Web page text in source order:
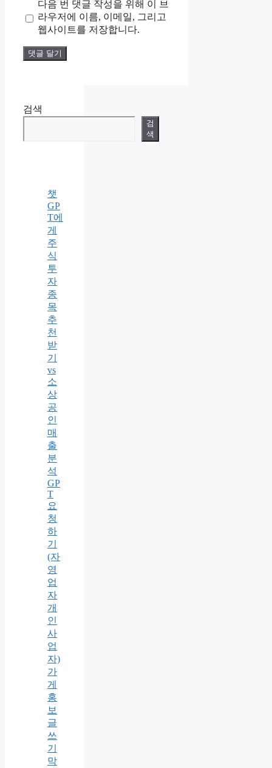
트
다음 번 댓글 작성을 위해 이 브
라우저에 이름, 이메일, 그리고
웹사이트를 저장합니다.
검색
검
색
챗
GP
T에
게
주
식
투
자
종
목
추
천
받
기
vs
소
상
공
인
매
출
분
석
GP
T
요
청
하
기
(자
영
업
자
개
인
사
업
자)
가
게
홍
보
글
쓰
기
막